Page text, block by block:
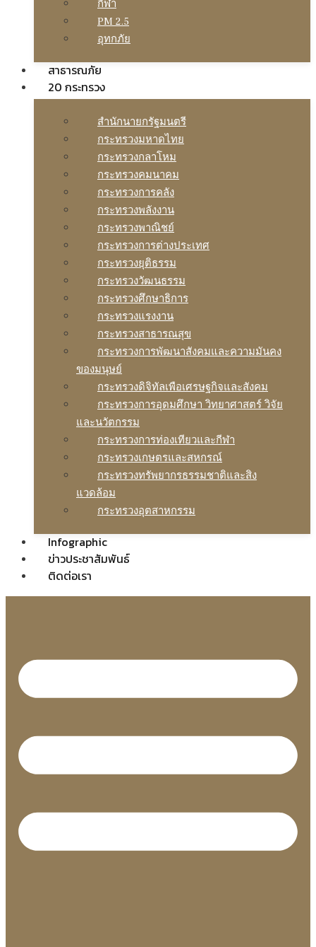
กีฬา
PM 2.5
อุทกภัย
สาธารณภัย
20 กระทรวง
สํานักนายกรัฐมนตรี
กระทรวงมหาดไทย
กระทรวงกลาโหม
กระทรวงคมนาคม
กระทรวงการคลัง
กระทรวงพลังงาน
กระทรวงพาณิชย์
กระทรวงการต่างประเทศ
กระทรวงยุติธรรม
กระทรวงวัฒนธรรม
กระทรวงศึกษาธิการ
กระทรวงแรงงาน
กระทรวงสาธารณสุข
กระทรวงการพัฒนาสังคมและความมันคง
ของมนุษย์
กระทรวงดิจิทัลเพือเศรษฐกิจและสังคม
กระทรวงการอุดมศึกษา วิทยาศาสตร์ วิจัย
และนวัตกรรม
กระทรวงการท่องเทียวและกีฬา
กระทรวงเกษตรและสหกรณ์
กระทรวงทรัพยากรธรรมชาติและสิง
แวดล้อม
กระทรวงอุตสาหกรรม
Infographic
ข่าวประชาสัมพันธ์
ติดต่อเรา